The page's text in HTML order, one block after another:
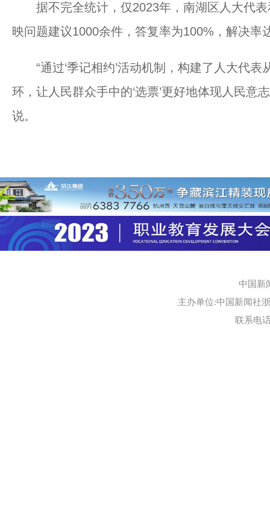
据不完全统计，仅2023年，南湖区人大代表
映问题建议1000余件，答复率为100%，解决率
“通过‘季记相约’活动机制，构建了人大代表
环，让人民群众手中的‘选票’更好地体现人民意
说。
中国新
主办单位:中国新闻社
联系电